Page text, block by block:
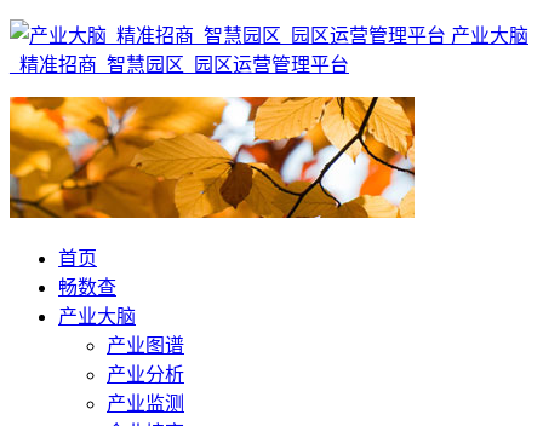
产业大脑
_精准招商_智慧园区_园区运营管理平台
首页
畅数查
产业大脑
产业图谱
产业分析
产业监测